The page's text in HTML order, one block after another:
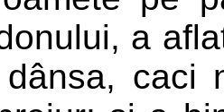
a
caci